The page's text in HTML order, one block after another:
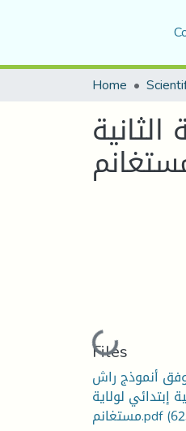
Home
Loading...
Files
أنموذج راش
إبتدائي لولاية
مستغانم.pdf